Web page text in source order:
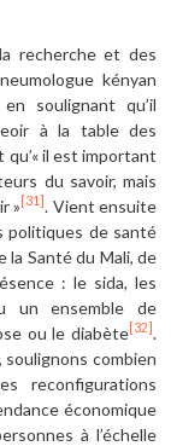
recherche et des
kényan
soulignant qu’il
à la table des
qu’« il est important
du savoir, mais
» [31] . Vient ensuite
politiques de santé
la Santé du Mali, de
: le sida, les
un ensemble de
ou le diabète [32] .
soulignons combien
reconfigurations
économique
à l’échelle